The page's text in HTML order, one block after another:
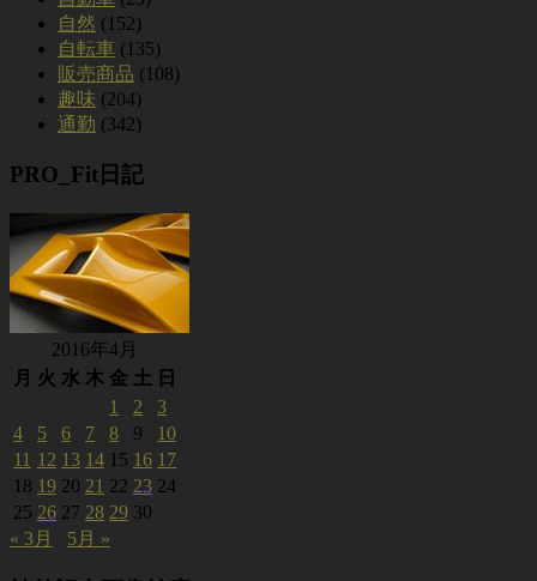
自然 (152)
自転車 (135)
販売商品 (108)
趣味 (204)
通勤 (342)
PRO_Fit日記
2016年4月
月
火 水 木 金 土 日
1
2
3
4
5 6 7 8 9
10
11 12 13 14 15 16 17
18 19 20 21 22 23 24
25 26 27 28 29 30
« 3月
5月 »